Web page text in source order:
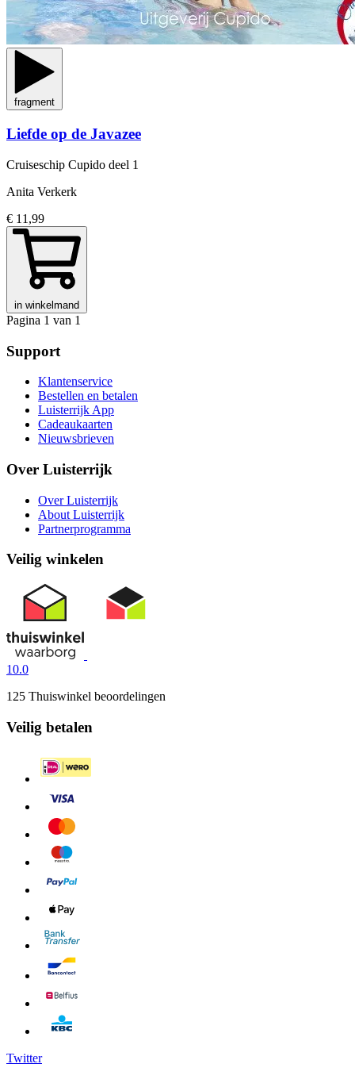
fragment
Liefde op de Javazee
Cruiseschip Cupido deel 1
Anita Verkerk
€ 11,99
in winkelmand
Pagina 1 van 1
Support
Klantenservice
Bestellen en betalen
Luisterrijk App
Cadeaukaarten
Nieuwsbrieven
Over Luisterrijk
Over Luisterrijk
About Luisterrijk
Partnerprogramma
Veilig winkelen
10.0
125 Thuiswinkel beoordelingen
Veilig betalen
Twitter